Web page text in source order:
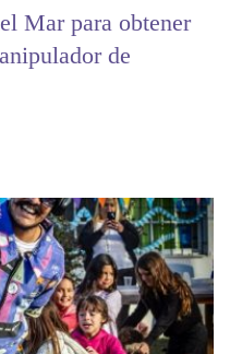
Mar para obtener
de